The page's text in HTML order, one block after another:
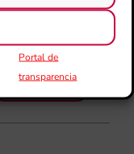
Portal de
transparencia